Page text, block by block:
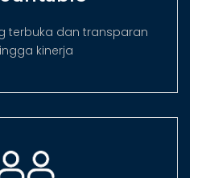
terbuka dan transparan
kinerja